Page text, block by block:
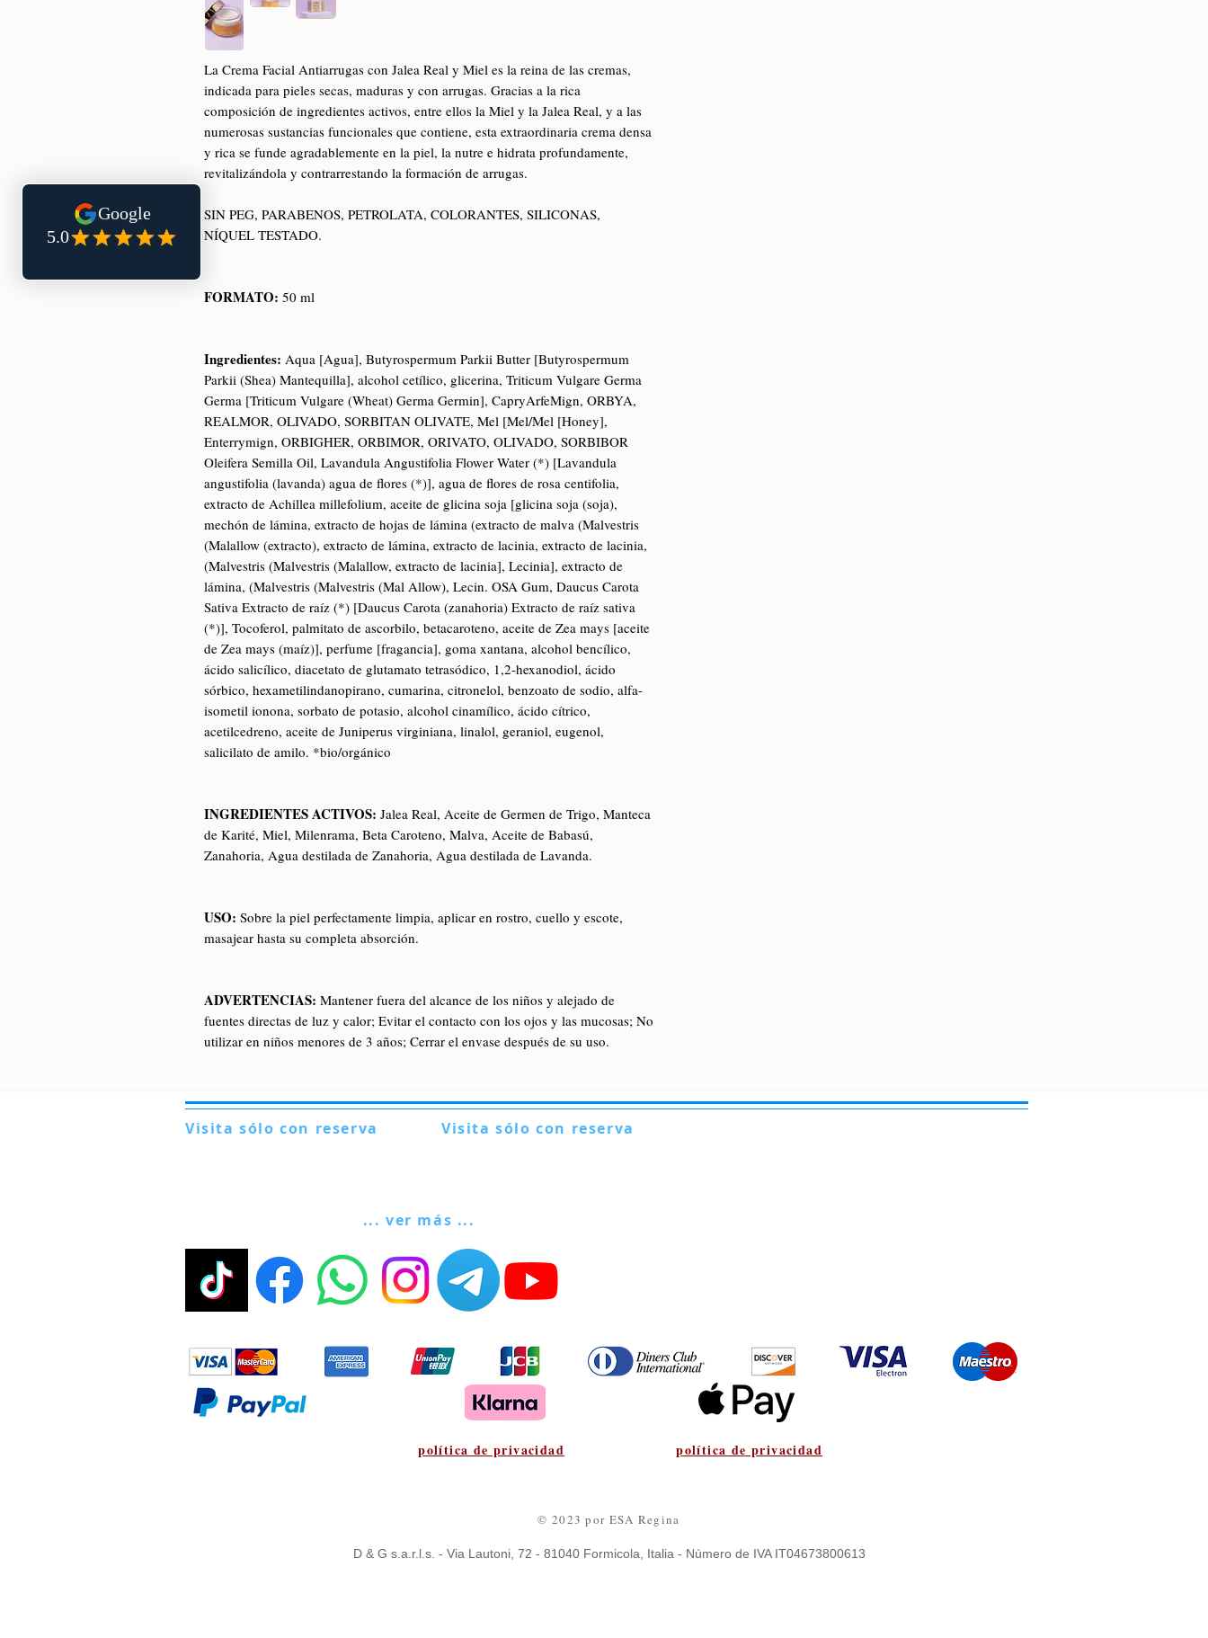
La Crema Facial Antiarrugas con Jalea Real y Miel es la reina de las cremas,
indicada para pieles secas, maduras y con arrugas. Gracias a la rica
composición de ingredientes activos, entre ellos la Miel y la Jalea Real, y a las
numerosas sustancias funcionales que contiene, esta extraordinaria crema densa
y rica se funde agradablemente en la piel, la nutre e hidrata profundamente,
revitalizándola y contrarrestando la formación de arrugas.
SIN PEG, PARABENOS, PETROLATA, COLORANTES, SILICONAS,
NÍQUEL TESTADO.
FORMATO: 50 ml
Ingredientes: Aqua [Agua], Butyrospermum Parkii Butter [Butyrospermum
Parkii (Shea) Mantequilla], alcohol cetílico, glicerina, Triticum Vulgare Germa
Germa [Triticum Vulgare (Wheat) Germa Germin], CapryArfeMign, ORBYA,
REALMOR, OLIVADO, SORBITAN OLIVATE, Mel [Mel/Mel [Honey],
Enterrymign, ORBIGHER, ORBIMOR, ORIVATO, OLIVADO, SORBIBOR
Oleifera Semilla Oil, Lavandula Angustifolia Flower Water (*) [Lavandula
angustifolia (lavanda) agua de flores (*)], agua de flores de rosa centifolia,
extracto de Achillea millefolium, aceite de glicina soja [glicina soja (soja),
mechón de lámina, extracto de hojas de lámina (extracto de malva (Malvestris
(Malallow (extracto), extracto de lámina, extracto de lacinia, extracto de lacinia,
(Malvestris (Malvestris (Malallow, extracto de lacinia], Lecinia], extracto de
lámina, (Malvestris (Malvestris (Mal Allow), Lecin. OSA Gum, Daucus Carota
Sativa Extracto de raíz (*) [Daucus Carota (zanahoria) Extracto de raíz sativa
(*)], Tocoferol, palmitato de ascorbilo, betacaroteno, aceite de Zea mays [aceite
de Zea mays (maíz)], perfume [fragancia], goma xantana, alcohol bencílico,
ácido salicílico, diacetato de glutamato tetrasódico, 1,2-hexanodiol, ácido
sórbico, hexametilindanopirano, cumarina, citronelol, benzoato de sodio, alfa-
isometil ionona, sorbato de potasio, alcohol cinamílico, ácido cítrico,
acetilcedreno, aceite de Juniperus virginiana, linalol, geraniol, eugenol,
salicilato de amilo. *bio/orgánico
INGREDIENTES ACTIVOS: Jalea Real, Aceite de Germen de Trigo, Manteca
de Karité, Miel, Milenrama, Beta Caroteno, Malva, Aceite de Babasú,
Zanahoria, Agua destilada de Zanahoria, Agua destilada de Lavanda.
USO: Sobre la piel perfectamente limpia, aplicar en rostro, cuello y escote,
masajear hasta su completa absorción.
ADVERTENCIAS: Mantener fuera del alcance de los niños y alejado de
fuentes directas de luz y calor; Evitar el contacto con los ojos y las mucosas; No
utilizar en niños menores de 3 años; Cerrar el envase después de su uso.
Visita sólo con reserva
... ver más ...
Visita sólo con reserva
política de privacidad política de privacidad
© 2023 por ESA Regina
D & G s.a.r.l.s. - Via Lautoni, 72 - 81040 Formicola, Italia - Número de IVA IT04673800613